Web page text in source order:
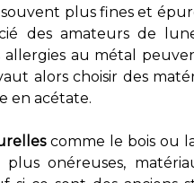
plus fines et
des amateurs de
allergies au métal
alors choisir des
en acétate.
comme le bois ou
plus onéreuses,